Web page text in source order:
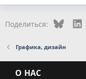
Поделиться: Bluesky
Графика, дизайн
О НАС